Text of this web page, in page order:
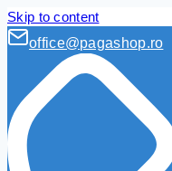
Skip to content
office@pagashop.ro